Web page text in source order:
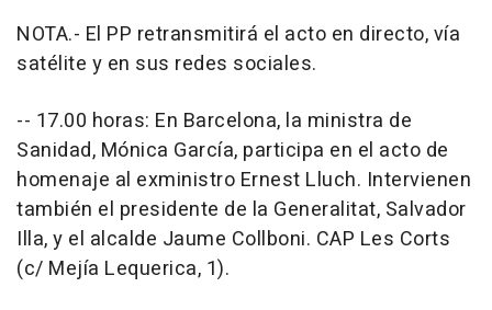
NOTA.- El PP retransmitirá el acto en directo, vía
satélite y en sus redes sociales.
-- 17.00 horas: En Barcelona, la ministra de
Sanidad, Mónica García, participa en el acto de
homenaje al exministro Ernest Lluch. Intervienen
también el presidente de la Generalitat, Salvador
Illa, y el alcalde Jaume Collboni. CAP Les Corts
(c/ Mejía Lequerica, 1).